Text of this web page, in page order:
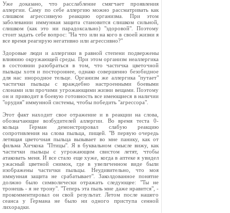
Уже доказано, что расслабление смягчает проявления
аллергии. Саму по себе аллергию можно рассматривать как
слишком агрессивную реакцию организма. При этом
заболевании иммунная защита становится слишком сильной,
слишком (как это ни парадоксально) "здоровой". Поэтому
стоит задать себе вопрос: "На что или на кого в своей жизни я
все время реагирую негативно или агрессивно?"
Здоровые люди и аллергики в равной степени подвержены
влиянию окружающей среды. При этом организм неаллергика
в состоянии разобраться в том, что частичка цветочной
пыльцы хотя и постороннее, однако совершенно безобидное
для нас инородное тельце. Организм же аллергика "путает"
частички пыльцы с враждебно настроенными боевыми
слонами или прочими угрожающими жизни вещами. Поэтому
он и приводит в боевую готовность все имеющиеся в наличии
"орудия" иммунной системы, чтобы победить "агрессора".
Этот факт находит свое отражение и в реакции на слова,
обозначающие возбудителей аллергии. Во время теста 0-
кольца Герман демонстрировал слабую реакцию
сопротивления на слова пыльца, пищей. "В первую очередь
летящая цветочная пыльца вызывает во мне панику, как от
фильма Хичкока "Птицы". Я в буквальном смысле вижу, как
частички пыльцы с угрожающим свистом летят, чтобы
атаковать меня. И все стало еще хуже, когда в аптеке я увидел
ужасный цветной снимок, где в увеличенном виде были
изображены частички пыльцы. Неудивительно, что моя
иммунная защита не срабатывает". Заколдованное понятие
должно было символически отражать следующее: "Ты не
тронешь - я не трону". "Теперь эта пыль мне даже нравится", -
прокомментировал он свой результат. Летом после нашего
сеанса у Германа не было ни одного приступа сенной
лихорадки.